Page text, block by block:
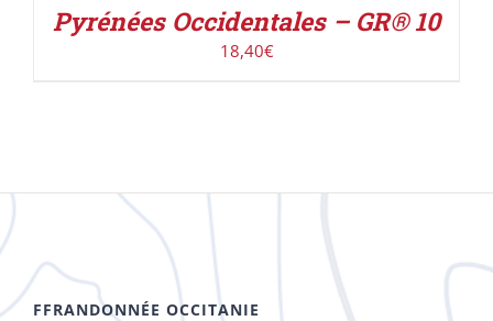
Pyrénées Occidentales – GR® 10
18,40€
FFRANDONNÉE OCCITANIE